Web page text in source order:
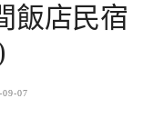
飯店民宿
09-07